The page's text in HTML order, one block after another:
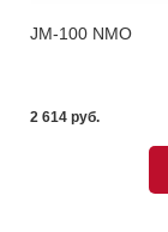
JM-100 NMO
2 614 pуб.